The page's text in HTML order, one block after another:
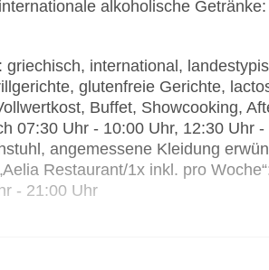
alkoholische
griechisch, international,
glutenfreie Gerichte,
Buffet, Showcooking,
07:30 Uhr - 10:00 Uhr, 12:30 Uhr
angemessene Kleidung
Restaurant/1x inkl. pro
- 21:00 Uhr